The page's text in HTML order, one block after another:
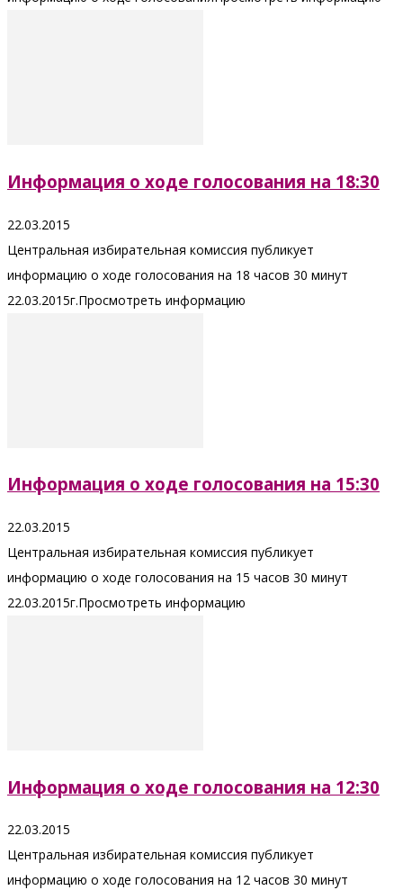
Информация о ходе голосования на 18:30
22.03.2015
Центральная избирательная комиссия публикует
информацию о ходе голосования на 18 часов 30 минут
22.03.2015г.Просмотреть информацию
Информация о ходе голосования на 15:30
22.03.2015
Центральная избирательная комиссия публикует
информацию о ходе голосования на 15 часов 30 минут
22.03.2015г.Просмотреть информацию
Информация о ходе голосования на 12:30
22.03.2015
Центральная избирательная комиссия публикует
информацию о ходе голосования на 12 часов 30 минут